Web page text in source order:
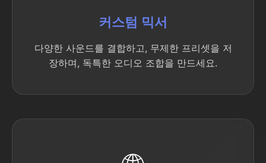
커스텀 믹서
다양한 사운드를 결합하고, 무제한 프리셋을 저
장하며, 독특한 오디오 조합을 만드세요.